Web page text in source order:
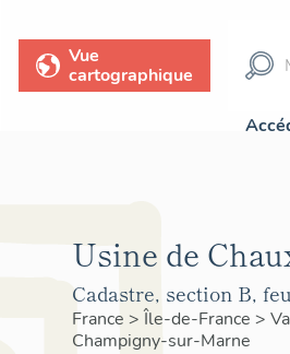
Vue
cartographique
Usine de
Cadastre, section B,
France >Île-de-France >
Champigny-sur-Marne